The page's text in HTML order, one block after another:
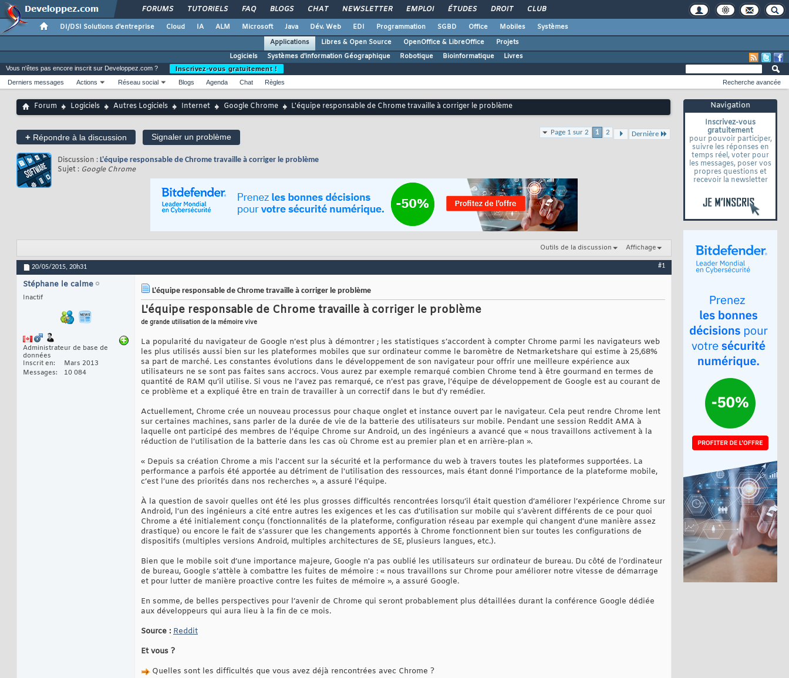
FORUMS TUTORIELS FAQ BLOGS CHAT NEWSLETTER EMPLOI ÉTUDES DROIT CLUB
DI/DSI Solutions d'entreprise Cloud IA ALM Microsoft Java Dév. Web EDI Programmation SGBD Office Mobiles
Systèmes
Applications
Libres & Open Source OpenOffice & LibreOffice
Projets
Logiciels
Systèmes d'information Géographique Robotique Bioinformatique Livres
Navigation
Inscrivez-vous
gratuitement
pour pouvoir participer,
suivre les réponses en
temps réel, voter pour
les messages, poser vos
propres questions et
recevoir la newsletter
Vous n'êtes pas encore inscrit sur Developpez.com ?
Inscrivez-vous gratuitement !
Derniers messages
Actions Réseau social Blogs Agenda Chat Règles Recherche avancée
Forum Logiciels Autres Logiciels Internet Google Chrome L'équipe responsable de Chrome travaille à corriger le problème
+ Répondre à la discussion Signaler un problème Page 1 sur 2 1 2 Dernière
Discussion : L'équipe responsable de Chrome travaille à corriger le problème
Sujet : Google Chrome
Outils de la discussion Affichage
20/05/2015, 20h31 #1
Stéphane le calme
Inactif
Administrateur de base de
données
Inscrit en
Mars 2013
Messages
10 084
L'équipe responsable de Chrome travaille à corriger le problème
L'équipe responsable de Chrome travaille à corriger le problème
de grande utilisation de la mémoire vive
La popularité du navigateur de Google n’est plus à démontrer ; les statistiques s’accordent à compter Chrome parmi les navigateurs web
les plus utilisés aussi bien sur les plateformes mobiles que sur ordinateur comme le baromètre de Netmarketshare qui estime à 25,68%
sa part de marché. Les constantes évolutions dans le développement de son navigateur pour offrir une meilleure expérience aux
utilisateurs ne se sont pas faites sans accrocs. Vous aurez par exemple remarqué combien Chrome tend à être gourmand en termes de
quantité de RAM qu’il utilise. Si vous ne l’avez pas remarqué, ce n’est pas grave, l’équipe de développement de Google est au courant de
ce problème et a expliqué être en train de travailler à un correctif dans le but d’y remédier.
Actuellement, Chrome crée un nouveau processus pour chaque onglet et instance ouvert par le navigateur. Cela peut rendre Chrome lent
sur certaines machines, sans parler de la durée de vie de la batterie des utilisateurs sur mobile. Pendant une session Reddit AMA à
laquelle ont participé des membres de l’équipe Chrome sur Android, un des ingénieurs a avancé que « nous travaillons activement à la
réduction de l’utilisation de la batterie dans les cas où Chrome est au premier plan et en arrière-plan ».
« Depuis sa création Chrome a mis l'accent sur la sécurité et la performance du web à travers toutes les plateformes supportées. La
performance a parfois été apportée au détriment de l'utilisation des ressources, mais étant donné l'importance de la plateforme mobile,
c’est l’une des priorités dans nos recherches », a assuré l’équipe.
À la question de savoir quelles ont été les plus grosses difficultés rencontrées lorsqu’il était question d’améliorer l’expérience Chrome sur
Android, l’un des ingénieurs a cité entre autres les exigences et les cas d’utilisation sur mobile qui s’avèrent différents de ce pour quoi
Chrome a été initialement conçu (fonctionnalités de la plateforme, configuration réseau par exemple qui changent d’une manière assez
drastique) ou encore le fait de s’assurer que les changements apportés à Chrome fonctionnent bien sur toutes les configurations de
dispositifs (multiples versions Android, multiples architectures de SE, plusieurs langues, etc.).
Bien que le mobile soit d’une importance majeure, Google n'a pas oublié les utilisateurs sur ordinateur de bureau. Du côté de l’ordinateur
de bureau, Google s’attèle à combattre les fuites de mémoire : « nous travaillons sur Chrome pour améliorer notre vitesse de démarrage
et pour lutter de manière proactive contre les fuites de mémoire », a assuré Google.
En somme, de belles perspectives pour l’avenir de Chrome qui seront probablement plus détaillées durant la conférence Google dédiée
aux développeurs qui aura lieu à la fin de ce mois.
Source : Reddit
Et vous ?
Quelles sont les difficultés que vous avez déjà rencontrées avec Chrome ?